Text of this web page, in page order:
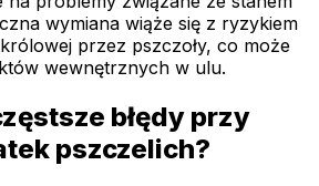
wymiana wiąże się z ryzykiem
przez pszczoły, co może
wewnętrznych w ulu.
błędy przy
pszczelich?